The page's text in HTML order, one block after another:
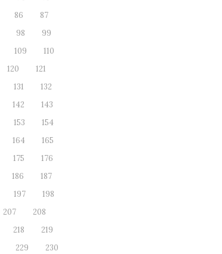
86
87
98
99
109
110
120
121
131
132
142
143
153
154
164
165
175
176
186
187
197
198
207
208
218
219
229
230